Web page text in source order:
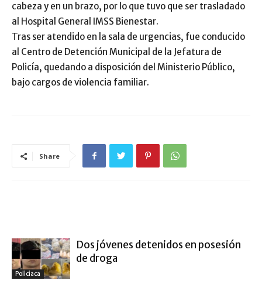
cabeza y en un brazo, por lo que tuvo que ser trasladado
al Hospital General IMSS Bienestar.
Tras ser atendido en la sala de urgencias, fue conducido
al Centro de Detención Municipal de la Jefatura de
Policía, quedando a disposición del Ministerio Público,
bajo cargos de violencia familiar.
Share
Policiaca
Dos jóvenes detenidos en posesión
de droga